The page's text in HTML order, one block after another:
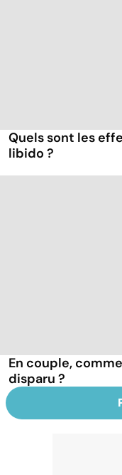
Quels sont les
libido ?
En couple,
disparu ?